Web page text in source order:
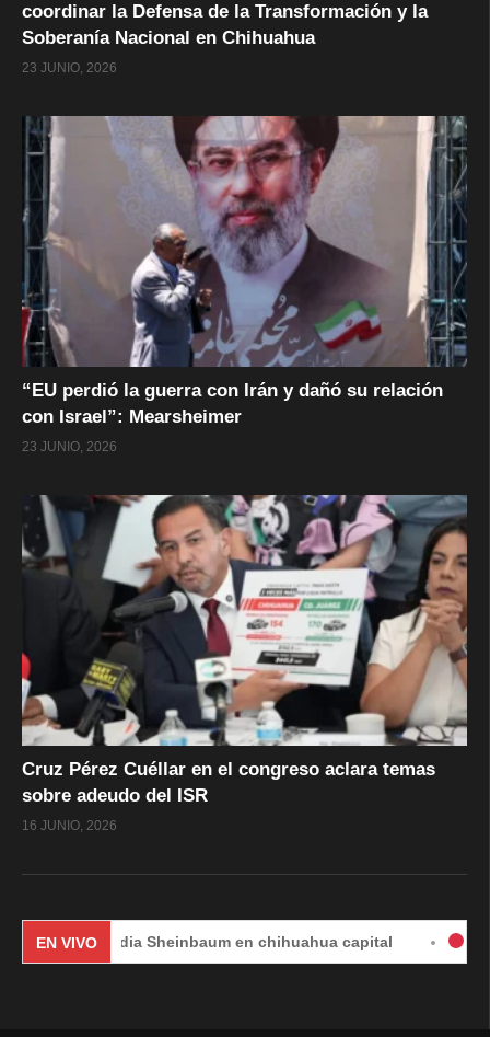
coordinar la Defensa de la Transformación y la
Soberanía Nacional en Chihuahua
23 JUNIO, 2026
“EU perdió la guerra con Irán y dañó su relación
con Israel”: Mearsheimer
23 JUNIO, 2026
Cruz Pérez Cuéllar en el congreso aclara temas
sobre adeudo del ISR
16 JUNIO, 2026
EN VIVO
Claudia Sheinbaum en chihuahua capital #EnVivo |